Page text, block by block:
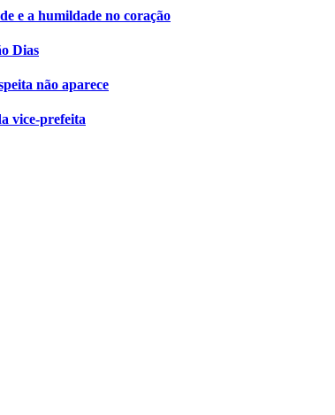
e a humildade no coração
Dias
não aparece
vice-prefeita